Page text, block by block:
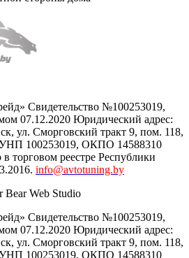
Свидетельство №100253019,
07.12.2020 Юридический адрес:
, ул. Сморговский тракт 9, пом. 118,
100253019, ОКПО 14588310
торговом реестре Республики
info@avtotuning.by
Bear Web Studio
Свидетельство №100253019,
07.12.2020 Юридический адрес:
, ул. Сморговский тракт 9, пом. 118,
100253019, ОКПО 14588310